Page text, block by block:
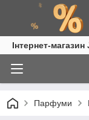
Інтернет-
Парфуми